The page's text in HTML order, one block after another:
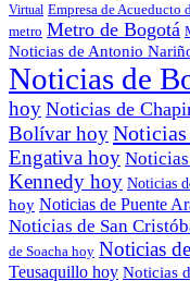
Virtual Empresa de Acueducto
metro Metro de Bogotá
Noticias de Antonio
Noticias de
hoy Noticias de
Bolívar hoy
Engativa hoy
Kennedy hoy Noticias
hoy Noticias de Puente
Noticias de San
de Soacha hoy Noticias
Teusaquillo hoy Noticias